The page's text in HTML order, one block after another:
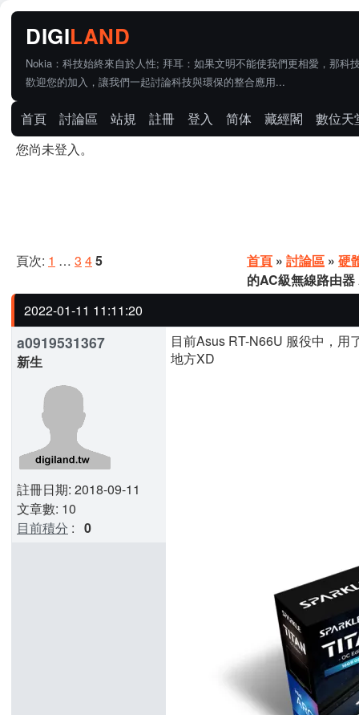
Nokia：科技始終來自於人性; 拜耳：如果文明不能使我們更相愛，那科
歡迎您的加入，讓我們一起討論科技與環保的整合應用...
首頁 討論區 站規 註冊 登入 简体 藏經閣
數位天
您尚未登入。
頁次: 1 … 3 45 首頁 » 討論區 » 硬
的AC級無線路由
2022-01-11 11:11:20
a0919531367
新生
註冊日期: 2018-09-11
文章數: 10
目前積分 : 0
目前Asus RT-N66U 服役中，用
地方XD